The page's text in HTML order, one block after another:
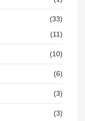
(33)
(11)
(10)
(6)
(3)
(3)